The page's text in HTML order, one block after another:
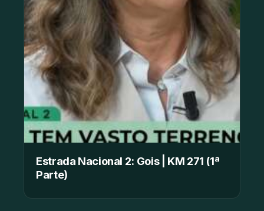
Estrada Nacional 2: Gois | KM 271 (1ª
Parte)